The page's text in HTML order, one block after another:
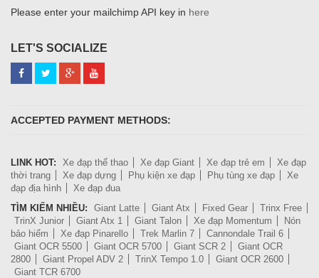
Please enter your mailchimp API key in here
LET'S SOCIALIZE
ACCEPTED PAYMENT METHODS:
LINK HOT: Xe đạp thể thao Xe đạp Giant Xe đạp trẻ em
Xe đạp
thời trang
Xe đạp dựng Phụ kiện xe đạp Phụ tùng xe đạp
Xe
đạp địa hình
Xe đạp đua
TÌM KIẾM NHIỀU:
Giant Latte Giant Atx Fixed Gear
Trinx Free
TrinX Junior
Giant Atx 1 Giant Talon Xe đạp Momentum
Nón
bảo hiểm
Xe đạp Pinarello Trek Marlin 7
Cannondale Trail 6
Giant OCR 5500
Giant OCR 5700 Giant SCR 2
Giant OCR
2800
Giant Propel ADV 2 TrinX Tempo 1.0
Giant OCR 2600
Giant TCR 6700